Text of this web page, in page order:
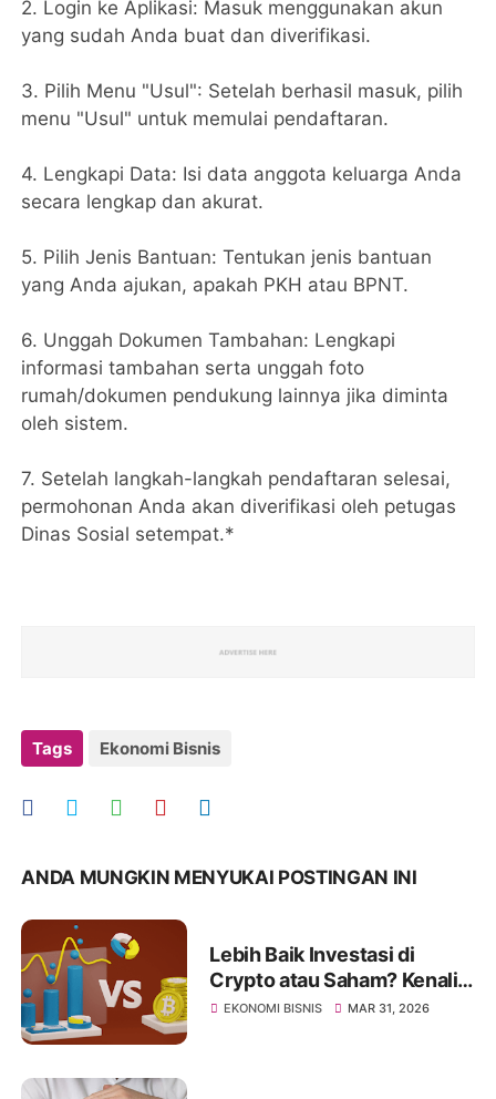
2. Login ke Aplikasi: Masuk menggunakan akun
yang sudah Anda buat dan diverifikasi.
3. Pilih Menu "Usul": Setelah berhasil masuk, pilih
menu "Usul" untuk memulai pendaftaran.
4. Lengkapi Data: Isi data anggota keluarga Anda
secara lengkap dan akurat.
5. Pilih Jenis Bantuan: Tentukan jenis bantuan
yang Anda ajukan, apakah PKH atau BPNT.
6. Unggah Dokumen Tambahan: Lengkapi
informasi tambahan serta unggah foto
rumah/dokumen pendukung lainnya jika diminta
oleh sistem.
7. Setelah langkah-langkah pendaftaran selesai,
permohonan Anda akan diverifikasi oleh petugas
Dinas Sosial setempat.*
Tags Ekonomi Bisnis
ANDA MUNGKIN MENYUKAI POSTINGAN INI
Lebih Baik Investasi di
Crypto atau Saham? Kenali
Jenis Risikonya Juga
EKONOMI BISNIS MAR 31, 2026